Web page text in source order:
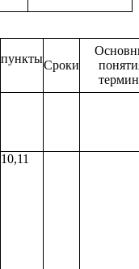
пунктыСроки
10,11